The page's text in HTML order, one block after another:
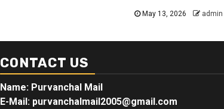
May 13, 2026 admin
CONTACT US
Name: Purvanchal Mail
E-Mail: purvanchalmail2005@gmail.com